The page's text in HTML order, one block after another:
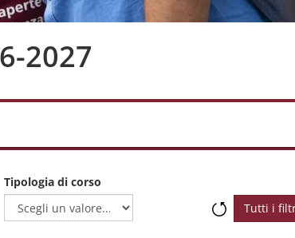
2027
Tipologia di corso
Tutti i